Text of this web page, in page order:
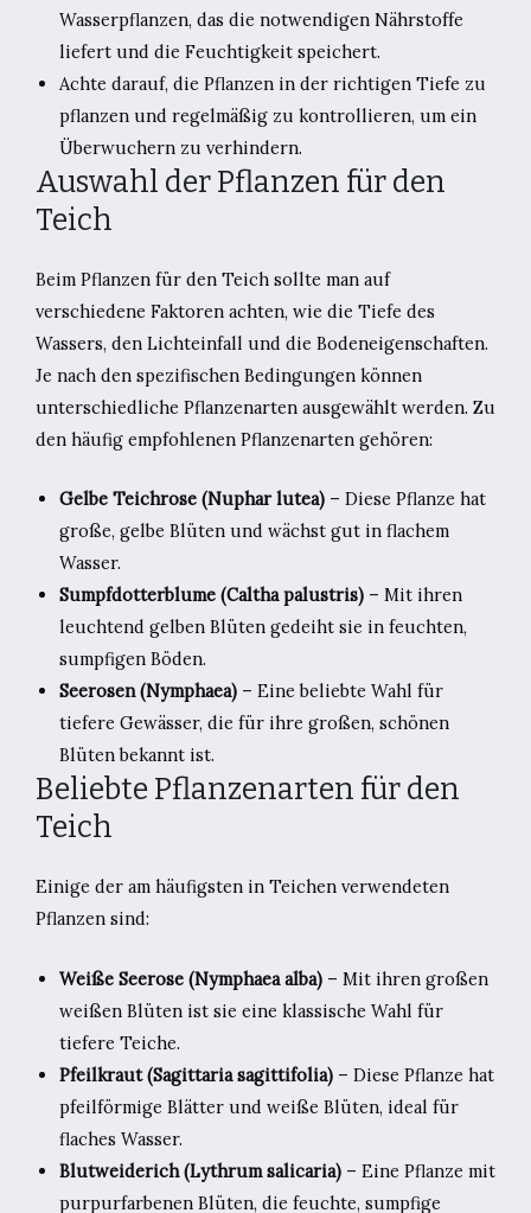
Wasserpflanzen, das die notwendigen Nährstoffe
liefert und die Feuchtigkeit speichert.
Achte darauf, die Pflanzen in der richtigen Tiefe zu
pflanzen und regelmäßig zu kontrollieren, um ein
Überwuchern zu verhindern.
Auswahl der Pflanzen für den
Teich
Beim Pflanzen für den Teich sollte man auf
verschiedene Faktoren achten, wie die Tiefe des
Wassers, den Lichteinfall und die Bodeneigenschaften.
Je nach den spezifischen Bedingungen können
unterschiedliche Pflanzenarten ausgewählt werden. Zu
den häufig empfohlenen Pflanzenarten gehören:
Gelbe Teichrose (Nuphar lutea) – Diese Pflanze hat
große, gelbe Blüten und wächst gut in flachem
Wasser.
Sumpfdotterblume (Caltha palustris) – Mit ihren
leuchtend gelben Blüten gedeiht sie in feuchten,
sumpfigen Böden.
Seerosen (Nymphaea) – Eine beliebte Wahl für
tiefere Gewässer, die für ihre großen, schönen
Blüten bekannt ist.
Beliebte Pflanzenarten für den
Teich
Einige der am häufigsten in Teichen verwendeten
Pflanzen sind:
Weiße Seerose (Nymphaea alba) – Mit ihren großen
weißen Blüten ist sie eine klassische Wahl für
tiefere Teiche.
Pfeilkraut (Sagittaria sagittifolia) – Diese Pflanze hat
pfeilförmige Blätter und weiße Blüten, ideal für
flaches Wasser.
Blutweiderich (Lythrum salicaria) – Eine Pflanze mit
purpurfarbenen Blüten, die feuchte, sumpfige